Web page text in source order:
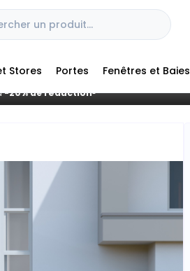
-20% de réduction■
Stores Portes Fenêtres et Baies